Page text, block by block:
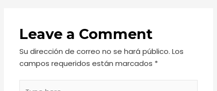
Leave a Comment
Su dirección de correo no se hará público. Los
campos requeridos están marcados *